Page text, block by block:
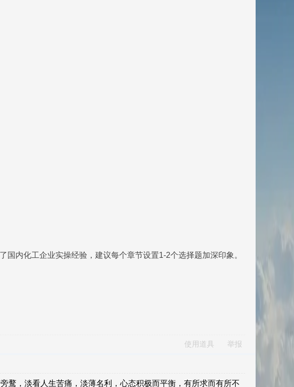
内化工企业实操经验，建议每个章节设置1-2个选择题加深印象。
使用道具 举报